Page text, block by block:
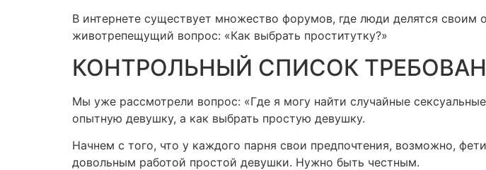
В интернете существует множество форумов, где люди делятся
животрепещущий вопрос: «Как выбрать проститутку?»
КОНТРОЛЬНЫЙ СПИСОК
Мы уже рассмотрели вопрос: «Где я могу найти случайные
опытную девушку, а как выбрать простую девушку.
Начнем с того, что у каждого парня свои предпочтения, возможно,
довольным работой простой девушки. Нужно быть честным.